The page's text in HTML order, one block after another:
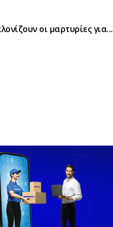
οι μαρτυρίες για...